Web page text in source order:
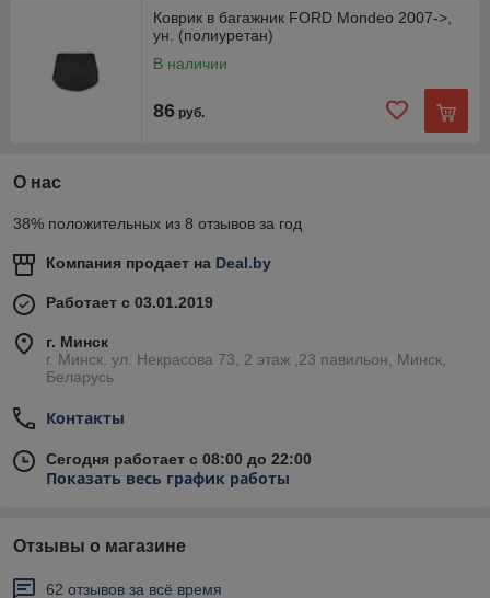
Коврик в багажник FORD Mondeo 2007->,
ун. (полиуретан)
В наличии
86 руб.
О нас
38% положительных из 8 отзывов за год
Компания продает на Deal.by
Работает с 03.01.2019
г. Минск
г. Минск. ул. Некрасова 73, 2 этаж ,23 павильон, Минск,
Беларусь
Контакты
Сегодня работает с 08:00 до 22:00
Показать весь график работы
Отзывы о магазине
62 отзывов за всё время